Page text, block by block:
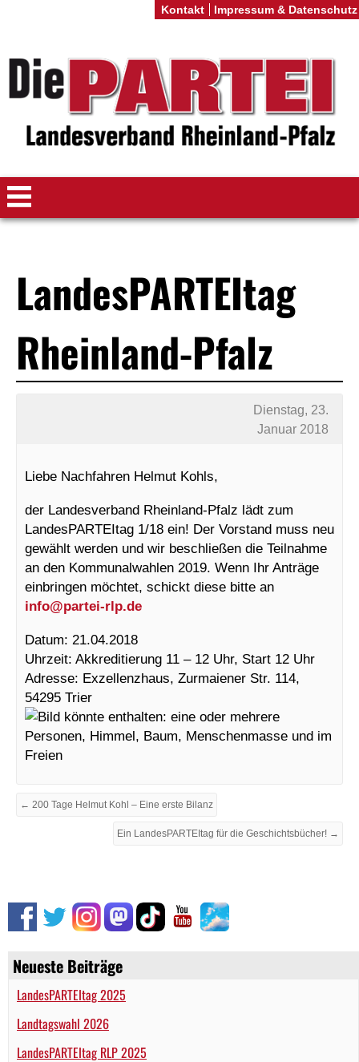
Neueste Beiträge
LandesPARTEItag 2025
Landtagswahl 2026
LandesPARTEItag RLP 2025
LandesPARTEItag
Rheinland-Pfalz
Dienstag, 23.
Januar 2018
Liebe Nachfahren Helmut Kohls,
der Landesverband Rheinland-Pfalz lädt zum
LandesPARTEItag 1/18 ein! Der Vorstand muss neu
gewählt werden und wir beschließen die Teilnahme
an den Kommunalwahlen 2019. Wenn Ihr Anträge
einbringen möchtet, schickt diese bitte an
info@partei-rlp.de
Datum: 21.04.2018
Uhrzeit: Akkreditierung 11 – 12 Uhr, Start 12 Uhr
Adresse: Exzellenzhaus, Zurmaiener Str. 114,
54295 Trier
← 200 Tage Helmut Kohl – Eine erste Bilanz
Ein LandesPARTEItag für die Geschichtsbücher! →
Kontakt Impressum & Datenschutz